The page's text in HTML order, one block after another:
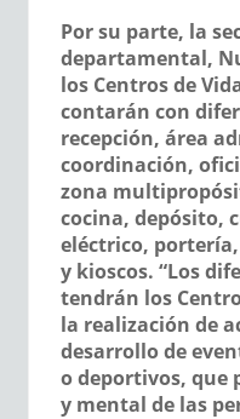
Por su parte, la
departamental,
los Centros de
contarán con
recepción, área
coordinación,
zona
cocina, depósito,
eléctrico,
y kioscos. “Los
tendrán los
la realización de
desarrollo de
o deportivos, que
y mental de las